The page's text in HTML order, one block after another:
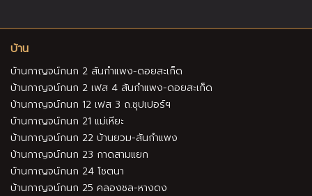
บ้าน
บ้านกาญจน์กนก 2 สันกำแพง-ดอยสะเก็ด
บ้านกาญจน์กนก 2 เฟส 4 สันกำแพง-ดอยสะเก็ด
บ้านกาญจน์กนก 12 เฟส 3 ถ.ซุปเปอร์ฯ
บ้านกาญจน์กนก 21 แม่เหียะ
บ้านกาญจน์กนก 22 บ้านยวม-สันกำแพง
บ้านกาญจน์กนก 23 กาดสามแยก
บ้านกาญจน์กนก 24 โชตนา
บ้านกาญจน์กนก 25 คลองชล-หางดง